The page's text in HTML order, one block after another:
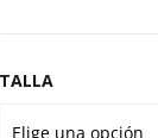
TALLA